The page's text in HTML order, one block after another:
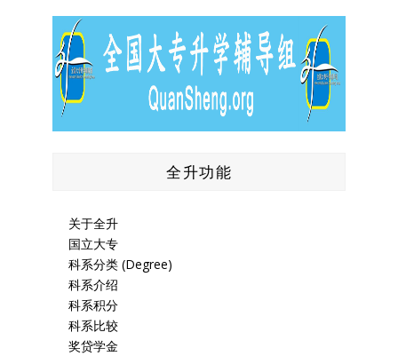
全升功能
关于全升
国立大专
科系分类 (Degree)
科系介绍
科系积分
科系比较
奖贷学金